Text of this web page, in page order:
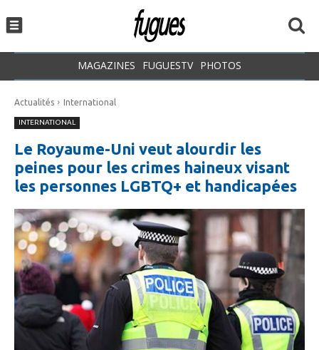
MAGAZINES FUGUESTV PHOTOS
Actualités International
INTERNATIONAL
Le Royaume-Uni veut alourdir les
peines pour les crimes haineux visant
les personnes LGBTQ+ et handicapées